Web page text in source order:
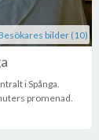
bilder (10)
i Spånga.
promenad.